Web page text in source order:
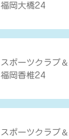
福岡大橋24
スポーツクラブ ＆
福岡香椎24
スポーツクラブ ＆